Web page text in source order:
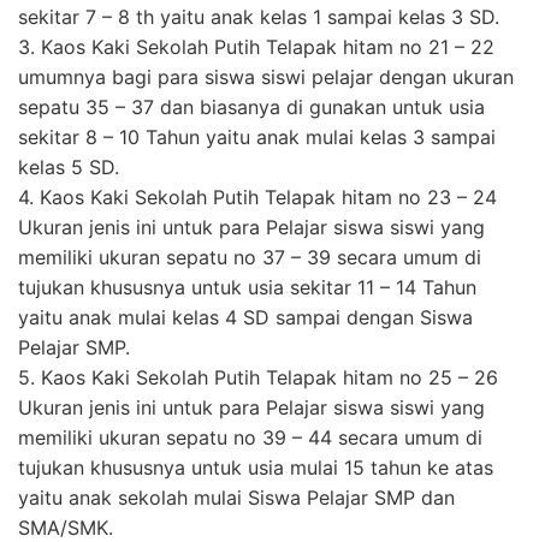
sekitar 7 – 8 th yaitu anak kelas 1 sampai kelas 3 SD.
3. Kaos Kaki Sekolah Putih Telapak hitam no 21 – 22
umumnya bagi para siswa siswi pelajar dengan ukuran
sepatu 35 – 37 dan biasanya di gunakan untuk usia
sekitar 8 – 10 Tahun yaitu anak mulai kelas 3 sampai
kelas 5 SD.
4. Kaos Kaki Sekolah Putih Telapak hitam no 23 – 24
Ukuran jenis ini untuk para Pelajar siswa siswi yang
memiliki ukuran sepatu no 37 – 39 secara umum di
tujukan khususnya untuk usia sekitar 11 – 14 Tahun
yaitu anak mulai kelas 4 SD sampai dengan Siswa
Pelajar SMP.
5. Kaos Kaki Sekolah Putih Telapak hitam no 25 – 26
Ukuran jenis ini untuk para Pelajar siswa siswi yang
memiliki ukuran sepatu no 39 – 44 secara umum di
tujukan khususnya untuk usia mulai 15 tahun ke atas
yaitu anak sekolah mulai Siswa Pelajar SMP dan
SMA/SMK.